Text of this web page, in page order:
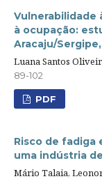
Vulnerabilidade
à ocupação:
Aracaju/
Luana Santos
89-102
PDF
Risco de fadiga
uma indústria
Mário Talaia,